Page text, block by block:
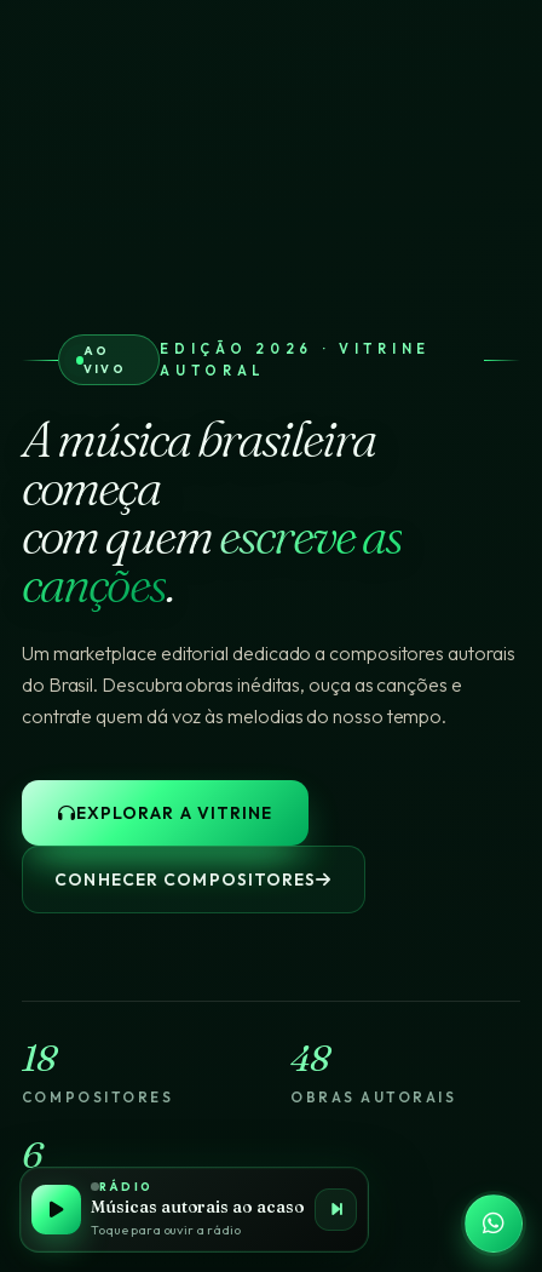
AO
VIVO
EDIÇÃO 2026 · VITRINE
AUTORAL
A música brasileira
começa
com quemescreve as
canções.
Um marketplace editorial dedicado a compositores autorais
do Brasil. Descubra obras inéditas, ouça as canções e
contrate quem dá voz às melodias do nosso tempo.
EXPLORAR A VITRINE
CONHECER COMPOSITORES
18
COMPOSITORES
48
OBRAS AUTORAIS
6
GÊNEROS BRASILEIROS
RÁDIO
Músicas autorais ao acaso
Toque para ouvir a rádio